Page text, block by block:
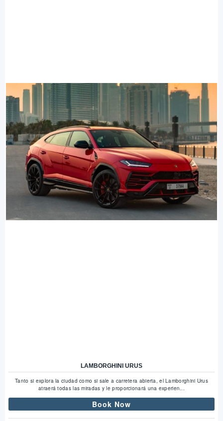
LAMBORGHINI URUS
Tanto si explora la ciudad como si sale a carretera abierta, el Lamborghini Urus
atraerá todas las miradas y le proporcionará una experien...
Book Now